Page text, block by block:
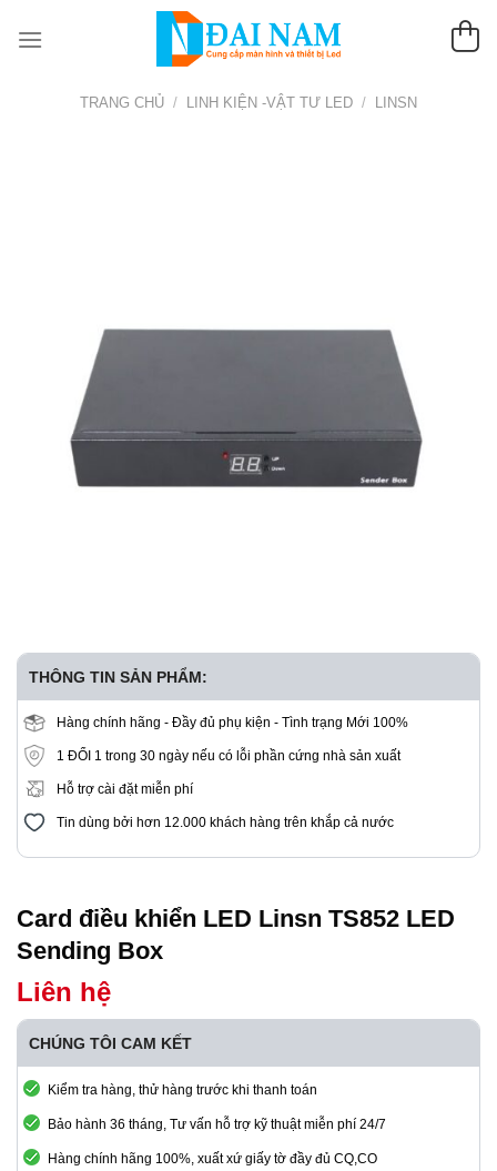
đến
TRANG CHỦ / LINH KIỆN -VẬT TƯ LED / LINSN
THÔNG TIN SẢN PHẨM:
Hàng chính hãng - Đầy đủ phụ kiện - Tình trạng Mới 100%
1 ĐỔI 1 trong 30 ngày nếu có lỗi phần cứng nhà sản xuất
Hỗ trợ cài đặt miễn phí
Tin dùng bởi hơn 12.000 khách hàng trên khắp cả nước
Card điều khiển LED Linsn TS852 LED
Sending Box
Liên hệ
CHÚNG TÔI CAM KẾT
Kiểm tra hàng, thử hàng trước khi thanh toán
Bảo hành 36 tháng, Tư vấn hỗ trợ kỹ thuật miễn phí 24/7
Hàng chính hãng 100%, xuất xứ giấy tờ đầy đủ CQ,CO